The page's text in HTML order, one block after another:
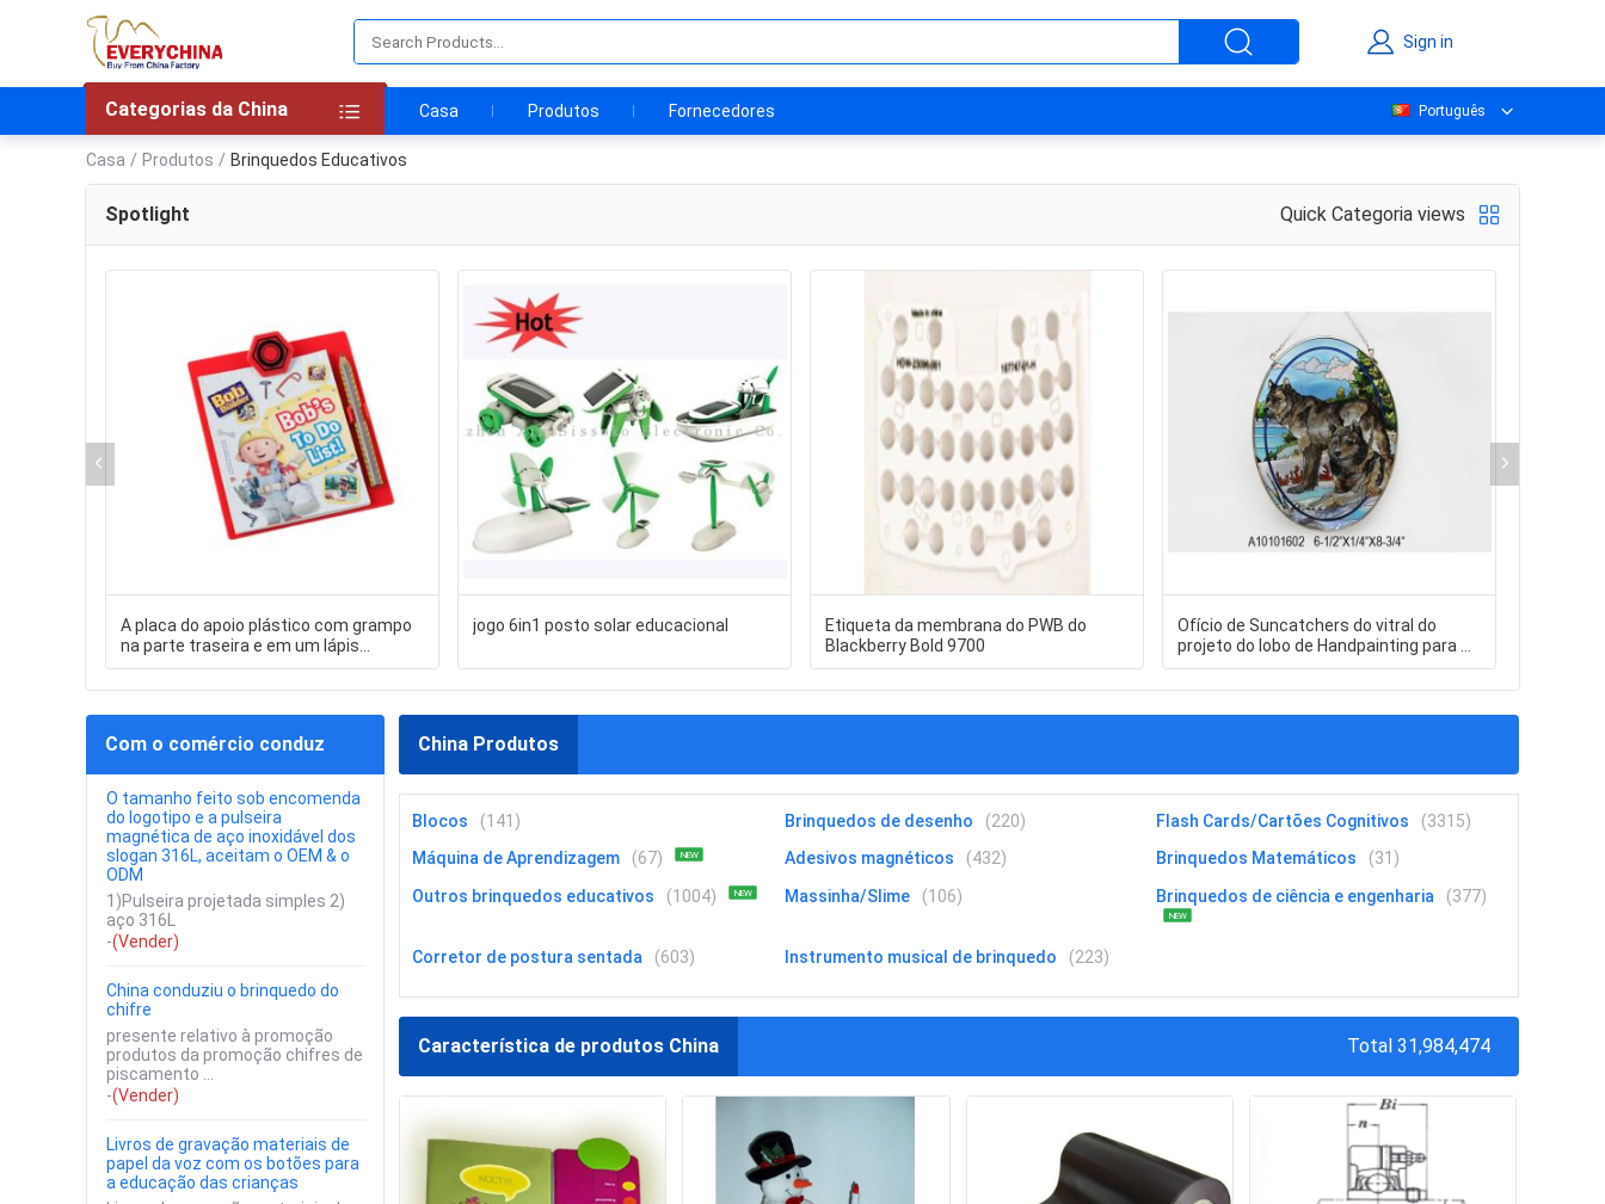
Sign in
Categorias da China Casa Produtos Fornecedores Português
Casa / Produtos / Brinquedos Educativos
Spotlight Quick Categoria views
A placa do apoio plástico com grampo
na parte traseira e em um lápis
personalizou a almofada de
memorando do bloco de notas
jogo 6in1 posto solar educacional
Etiqueta da membrana do PWB do
Blackberry Bold 9700
Ofício de Suncatchers do vitral do
projeto do lobo de Handpainting para a
coleção da lembrança
Com o comércio conduz
O tamanho feito sob encomenda
do logotipo e a pulseira
magnética de aço inoxidável dos
slogan 316L, aceitam o OEM & o
ODM
1)Pulseira projetada simples 2)
aço 316L
-(Vender)
China conduziu o brinquedo do
chifre
presente relativo à promoção
produtos da promoção chifres de
piscamento ...
-(Vender)
Livros de gravação materiais de
papel da voz com os botões para
a educação das crianças
China Produtos
Blocos (141) Brinquedos de desenho (220) Flash Cards/Cartões Cognitivos
(3315)
Máquina de Aprendizagem
(67) NEW Adesivos magnéticos (432) Brinquedos Matemáticos
(31)
Outros brinquedos educativos
(1004) NEW Massinha/Slime (106) Brinquedos de ciência e engenharia (377)
NEW
Corretor de postura sentada (603) Instrumento musical de brinquedo (223)
Característica de produtos China Total 31,984,474